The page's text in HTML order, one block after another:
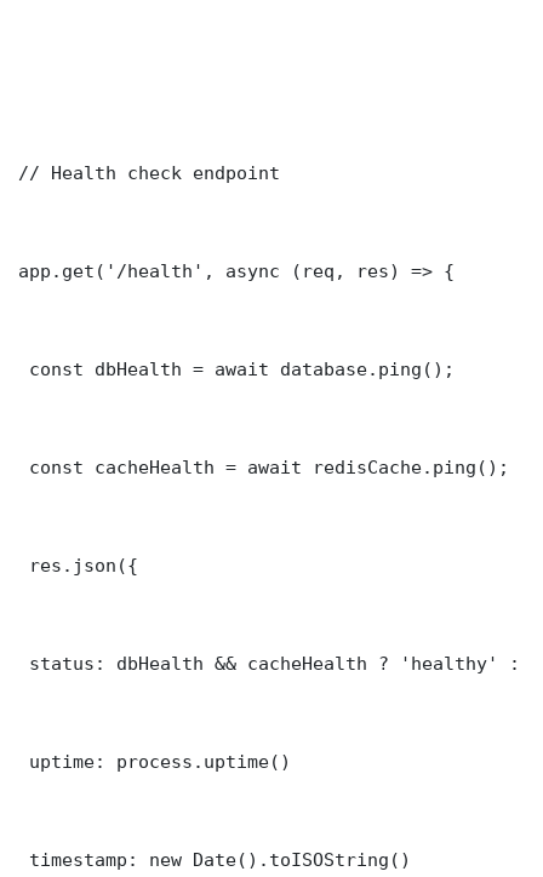
// Health check endpoint
app.get('/health', async (req, res) => {
const dbHealth = await database.ping();
const cacheHealth = await redisCache.ping();
res.json({
status: dbHealth && cacheHealth ? 'healthy' :
uptime: process.uptime()
timestamp: new Date().toISOString()